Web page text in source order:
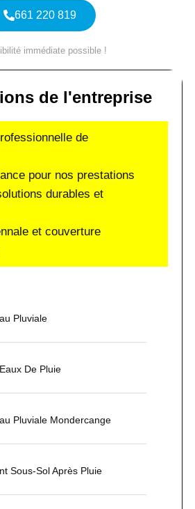
661 220 819
immédiate possible !
de l'entreprise
de
pour nos prestations
durables et
et couverture
Pluviale
De Pluie
Pluviale Mondercange
Sous-Sol Après Pluie